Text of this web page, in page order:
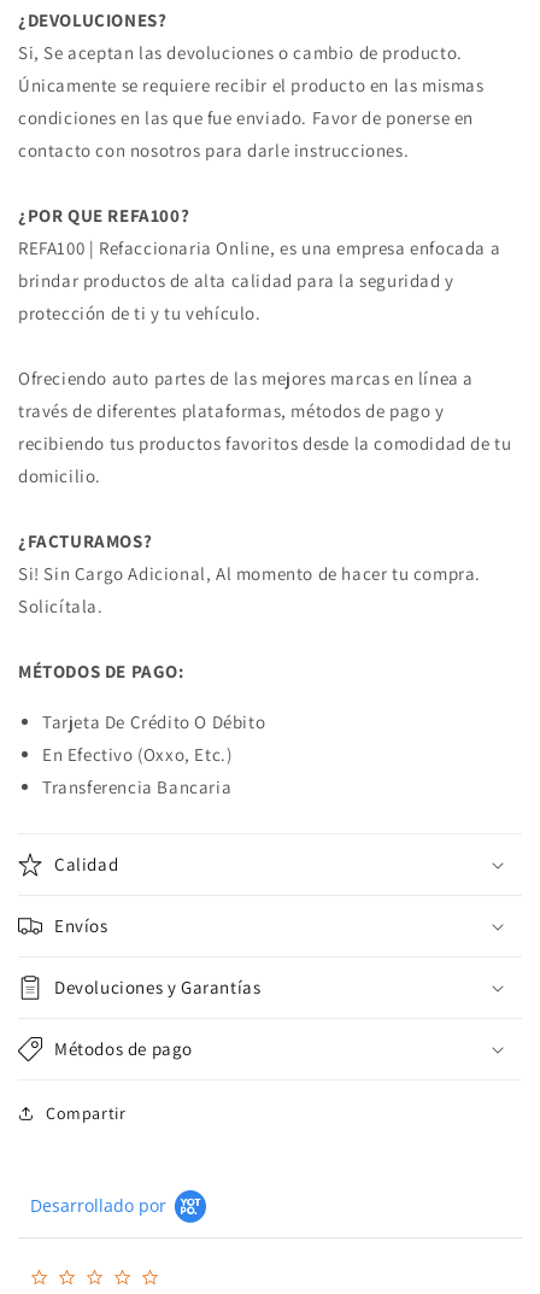
¿DEVOLUCIONES?
Si, Se aceptan las devoluciones o cambio de producto.
Únicamente se requiere recibir el producto en las mismas
condiciones en las que fue enviado. Favor de ponerse en
contacto con nosotros para darle instrucciones.
¿POR QUE REFA100?
REFA100 | Refaccionaria Online, es una empresa enfocada a
brindar productos de alta calidad para la seguridad y
protección de ti y tu vehículo.
Ofreciendo auto partes de las mejores marcas en línea a
través de diferentes plataformas, métodos de pago y
recibiendo tus productos favoritos desde la comodidad de tu
domicilio.
¿FACTURAMOS?
Si! Sin Cargo Adicional, Al momento de hacer tu compra.
Solicítala.
MÉTODOS DE PAGO:
Tarjeta De Crédito O Débito
En Efectivo (Oxxo, Etc.)
Transferencia Bancaria
Calidad
Envíos
Devoluciones y Garantías
Métodos de pago
Compartir
Desarrollado por